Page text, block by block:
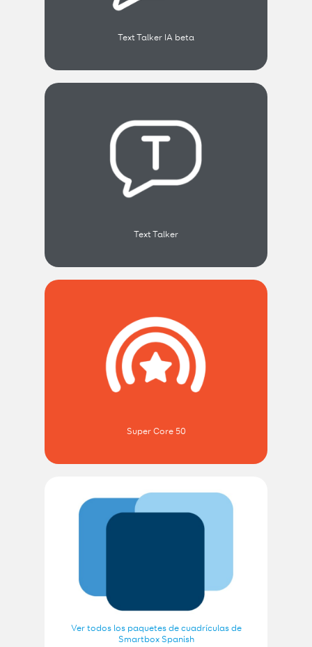
Text Talker IA beta
Text Talker
Super Core 50
Ver todos los paquetes de cuadrículas de
Smartbox Spanish